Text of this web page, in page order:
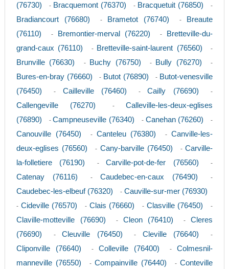
(76730)
- Bracquemont (76370) - Bracquetuit (76850) -
Bradiancourt (76680) - Brametot (76740) -
Breaute
(76110)
- Bremontier-merval (76220) -
Bretteville-du-
grand-caux (76110)
- Bretteville-saint-laurent (76560) -
Brunville (76630) - Buchy (76750) - Bully (76270) -
Bures-en-bray (76660) - Butot (76890) - Butot-venesville
(76450)
- Cailleville (76460) -Cailly (76690) -
Callengeville (76270) -Calleville-les-deux-eglises
(76890)
-Campneuseville (76340) - Canehan (76260) -
Canouville (76450) - Canteleu (76380) -Canville-les-
deux-eglises (76560)
- Cany-barville (76450) -Carville-
la-folletiere (76190)
-Carville-pot-de-fer (76560) -
Catenay (76116) - Caudebec-en-caux (76490) -
Caudebec-les-elbeuf (76320) - Cauville-sur-mer (76930)
- Cideville (76570) - Clais (76660) - Clasville (76450) -
Claville-motteville (76690) - Cleon (76410) -Cleres
(76690)
-Cleuville (76450) - Cleville (76640) -
Cliponville (76640) - Colleville (76400) -Colmesnil-
manneville (76550)
- Compainville (76440) -Conteville